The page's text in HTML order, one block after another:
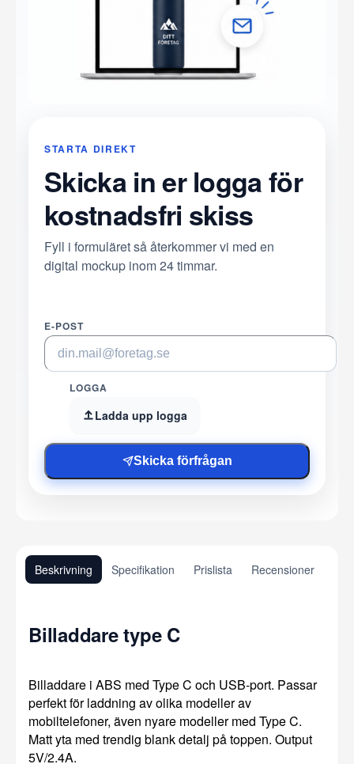
STARTA DIREKT
Skicka in er logga för
kostnadsfri skiss
Fyll i formuläret så återkommer vi med en
digital mockup inom 24 timmar.
E-POST
LOGGA
Ladda upp logga
Skicka förfrågan
Beskrivning Specifikation Prislista Recensioner
Billaddare type C
Billaddare i ABS med Type C och USB-port. Passar
perfekt för laddning av olika modeller av
mobiltelefoner, även nyare modeller med Type C.
Matt yta med trendig blank detalj på toppen. Output
5V/2.4A.